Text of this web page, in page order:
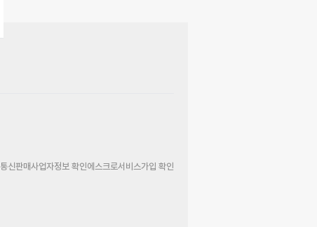
통신판매사업자정보 확인에스크로서비스가입 확인